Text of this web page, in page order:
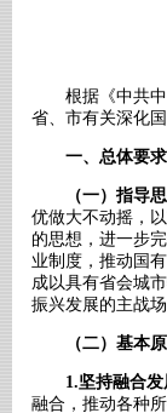
根据《中共中
省、市有关深化
一、总体要求
（一）指导
优做大不动摇，
的思想，进一步
业制度，推动国
成以具有省会城
振兴发展的主战场
（二）基本
1.坚持融合发
融合，推动各种